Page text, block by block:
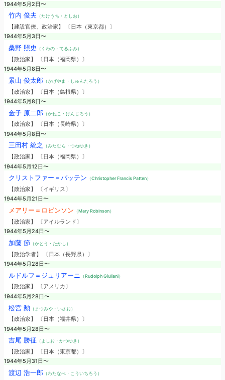
1944年5月2日〜
竹内 俊夫 （たけうち・としお）
【建設官僚、政治家】 〔日本（東京都）〕
1944年5月3日〜
桑野 照史 （くわの・てるふみ）
【政治家】 〔日本（福岡県）〕
1944年5月8日〜
景山 俊太郎（かげやま・しゅんたろう）
【政治家】 〔日本（島根県）〕
1944年5月8日〜
金子 原二郎（かねこ・げんじろう）
【政治家】 〔日本（長崎県）〕
1944年5月8日〜
三田村 統之 （みたむら・つねゆき）
【政治家】 〔日本（福岡県）〕
1944年5月12日〜
クリストファー＝パッテン （Christopher Francis Patten）
【政治家】 〔イギリス〕
1944年5月21日〜
メアリー＝ロビンソン （Mary Robinson）
【政治家】 〔アイルランド〕
1944年5月24日〜
加藤 節 （かとう・たかし）
【政治学者】 〔日本（長野県）〕
1944年5月28日〜
ルドルフ＝ジュリアーニ （Rudolph Giuliani）
【政治家】 〔アメリカ〕
1944年5月28日〜
松宮 勲 （まつみや・いさお）
【政治家】 〔日本（福井県）〕
1944年5月28日〜
吉尾 勝征 （よしお・かつゆき）
【政治家】 〔日本（東京都）〕
1944年5月31日〜
渡辺 浩一郎（わたなべ・こういちろう）